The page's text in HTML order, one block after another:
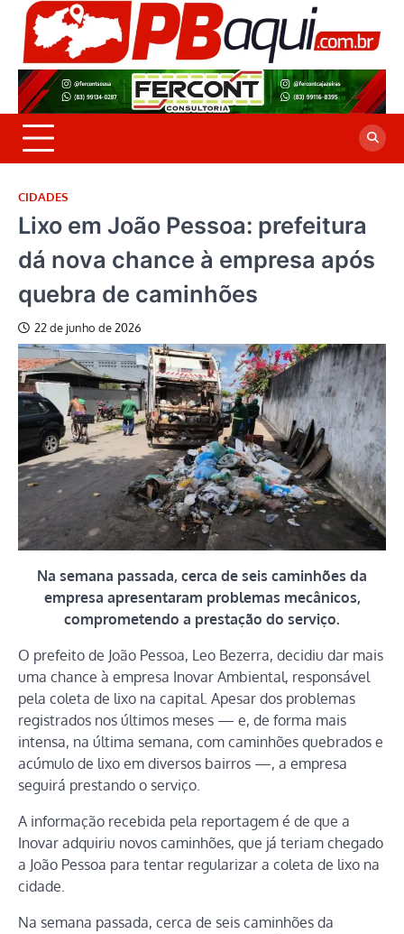
Skip
content
CIDADES
Lixo em João Pessoa: prefeitura
dá nova chance à empresa após
quebra de caminhões
22 de junho de 2026
Na semana passada, cerca de seis caminhões da
empresa apresentaram problemas mecânicos,
comprometendo a prestação do serviço.
O prefeito de João Pessoa, Leo Bezerra, decidiu dar mais
uma chance à empresa Inovar Ambiental, responsável
pela coleta de lixo na capital. Apesar dos problemas
registrados nos últimos meses — e, de forma mais
intensa, na última semana, com caminhões quebrados e
acúmulo de lixo em diversos bairros —, a empresa
seguirá prestando o serviço.
A informação recebida pela reportagem é de que a
Inovar adquiriu novos caminhões, que já teriam chegado
a João Pessoa para tentar regularizar a coleta de lixo na
cidade.
Na semana passada, cerca de seis caminhões da